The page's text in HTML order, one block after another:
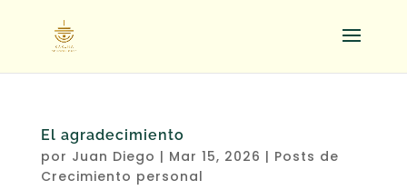
El agradecimiento
por Juan Diego | Mar 15, 2026 | Posts de
Crecimiento personal